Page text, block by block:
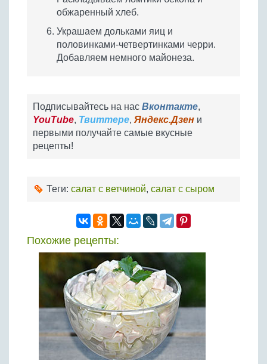
обжаренный хлеб.
Украшаем дольками яиц и
половинками-четвертинками черри.
Добавляем немного майонеза.
Подписывайтесь на нас Вконтакте,
YouTube, Твиттере, Яндекс.Дзен и
первыми получайте самые вкусные
рецепты!
Теги: салат с ветчиной, салат с сыром
Похожие рецепты: